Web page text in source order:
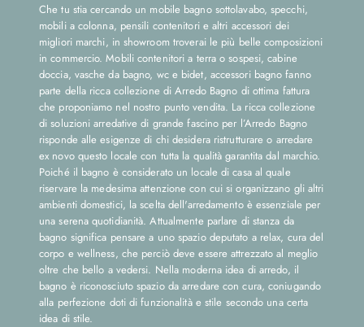
Che tu stia cercando un mobile bagno sottolavabo, specchi,
mobili a colonna, pensili contenitori e altri accessori dei
migliori marchi, in showroom troverai le più belle composizioni
in commercio. Mobili contenitori a terra o sospesi, cabine
doccia, vasche da bagno, wc e bidet, accessori bagno fanno
parte della ricca collezione di Arredo Bagno di ottima fattura
che proponiamo nel nostro punto vendita. La ricca collezione
di soluzioni arredative di grande fascino per l’Arredo Bagno
risponde alle esigenze di chi desidera ristrutturare o arredare
ex novo questo locale con tutta la qualità garantita dal marchio.
Poiché il bagno è considerato un locale di casa al quale
riservare la medesima attenzione con cui si organizzano gli altri
ambienti domestici, la scelta dell'arredamento è essenziale per
una serena quotidianità. Attualmente parlare di stanza da
bagno significa pensare a uno spazio deputato a relax, cura del
corpo e wellness, che perciò deve essere attrezzato al meglio
oltre che bello a vedersi. Nella moderna idea di arredo, il
bagno è riconosciuto spazio da arredare con cura, coniugando
alla perfezione doti di funzionalità e stile secondo una certa
idea di stile.